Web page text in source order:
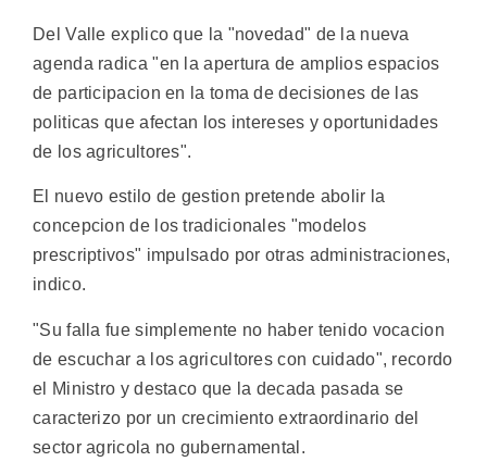
Del Valle explico que la "novedad" de la nueva
agenda radica "en la apertura de amplios espacios
de participacion en la toma de decisiones de las
politicas que afectan los intereses y oportunidades
de los agricultores".
El nuevo estilo de gestion pretende abolir la
concepcion de los tradicionales "modelos
prescriptivos" impulsado por otras administraciones,
indico.
"Su falla fue simplemente no haber tenido vocacion
de escuchar a los agricultores con cuidado", recordo
el Ministro y destaco que la decada pasada se
caracterizo por un crecimiento extraordinario del
sector agricola no gubernamental.